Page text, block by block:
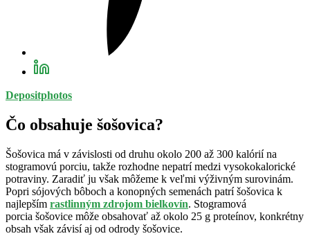
Depositphotos
Čo obsahuje šošovica?
Šošovica má v závislosti od druhu okolo 200 až 300 kalórií na
stogramovú porciu, takže rozhodne nepatrí medzi vysokokalorické
potraviny. Zaradiť ju však môžeme k veľmi výživným surovinám.
Popri sójových bôboch a konopných semenách patrí šošovica k
najlepším rastlinným zdrojom bielkovín. Stogramová
porcia šošovice môže obsahovať až okolo 25 g proteínov, konkrétny
obsah však závisí aj od odrody šošovice.